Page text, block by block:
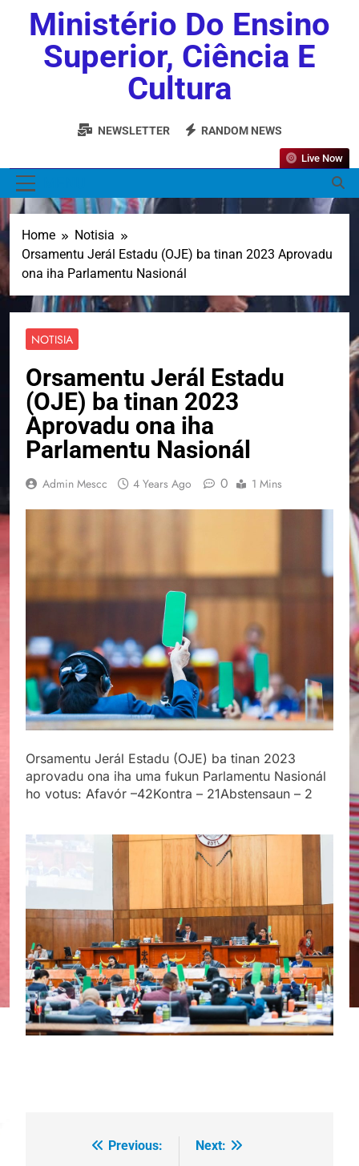
Ministério Do Ensino
Superior, Ciência E
Cultura
NEWSLETTER RANDOM NEWS
Live Now
Home
Notisia
Orsamentu Jerál Estadu (OJE) ba tinan 2023 Aprovadu
ona iha Parlamentu Nasionál
NOTISIA
Orsamentu Jerál Estadu
(OJE) ba tinan 2023
Aprovadu ona iha
Parlamentu Nasionál
Admin Mescc 4 Years Ago 0 1 Mins
Orsamentu Jerál Estadu (OJE) ba tinan 2023
aprovadu ona iha uma fukun Parlamentu Nasionál
ho votus: Afavór –42Kontra – 21Abstensaun – 2
Previous:
Next: